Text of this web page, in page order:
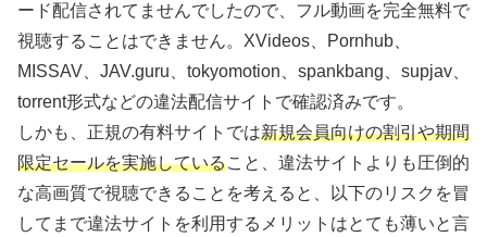
ード配信されてませんでしたので、フル動画を完全無料で
視聴することはできません。XVideos、Pornhub、
MISSAV、JAV.guru、tokyomotion、spankbang、supjav、
torrent形式などの違法配信サイトで確認済みです。
しかも、正規の有料サイトでは新規会員向けの割引や期間
限定セールを実施していること、違法サイトよりも圧倒的
な高画質で視聴できることを考えると、以下のリスクを冒
してまで違法サイトを利用するメリットはとても薄いと言